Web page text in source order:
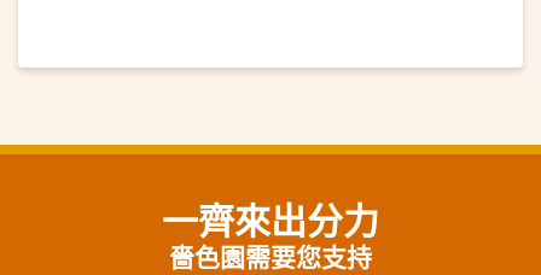
一齊來出分力
嗇色園需要您支持